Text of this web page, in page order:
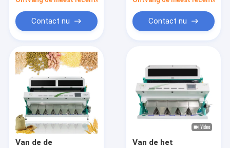
Aardappelen Vlokken
Sorteren
Contact nu
Stengels Stengel
Schimmel
Contact nu
Van de de
Van de het